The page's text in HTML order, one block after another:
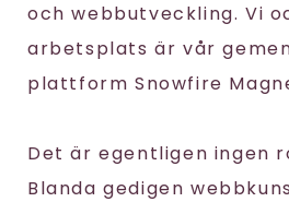
och webbutveckling. Vi
arbetsplats är vår
plattform Snowfire
Det är egentligen ingen
Blanda gedigen